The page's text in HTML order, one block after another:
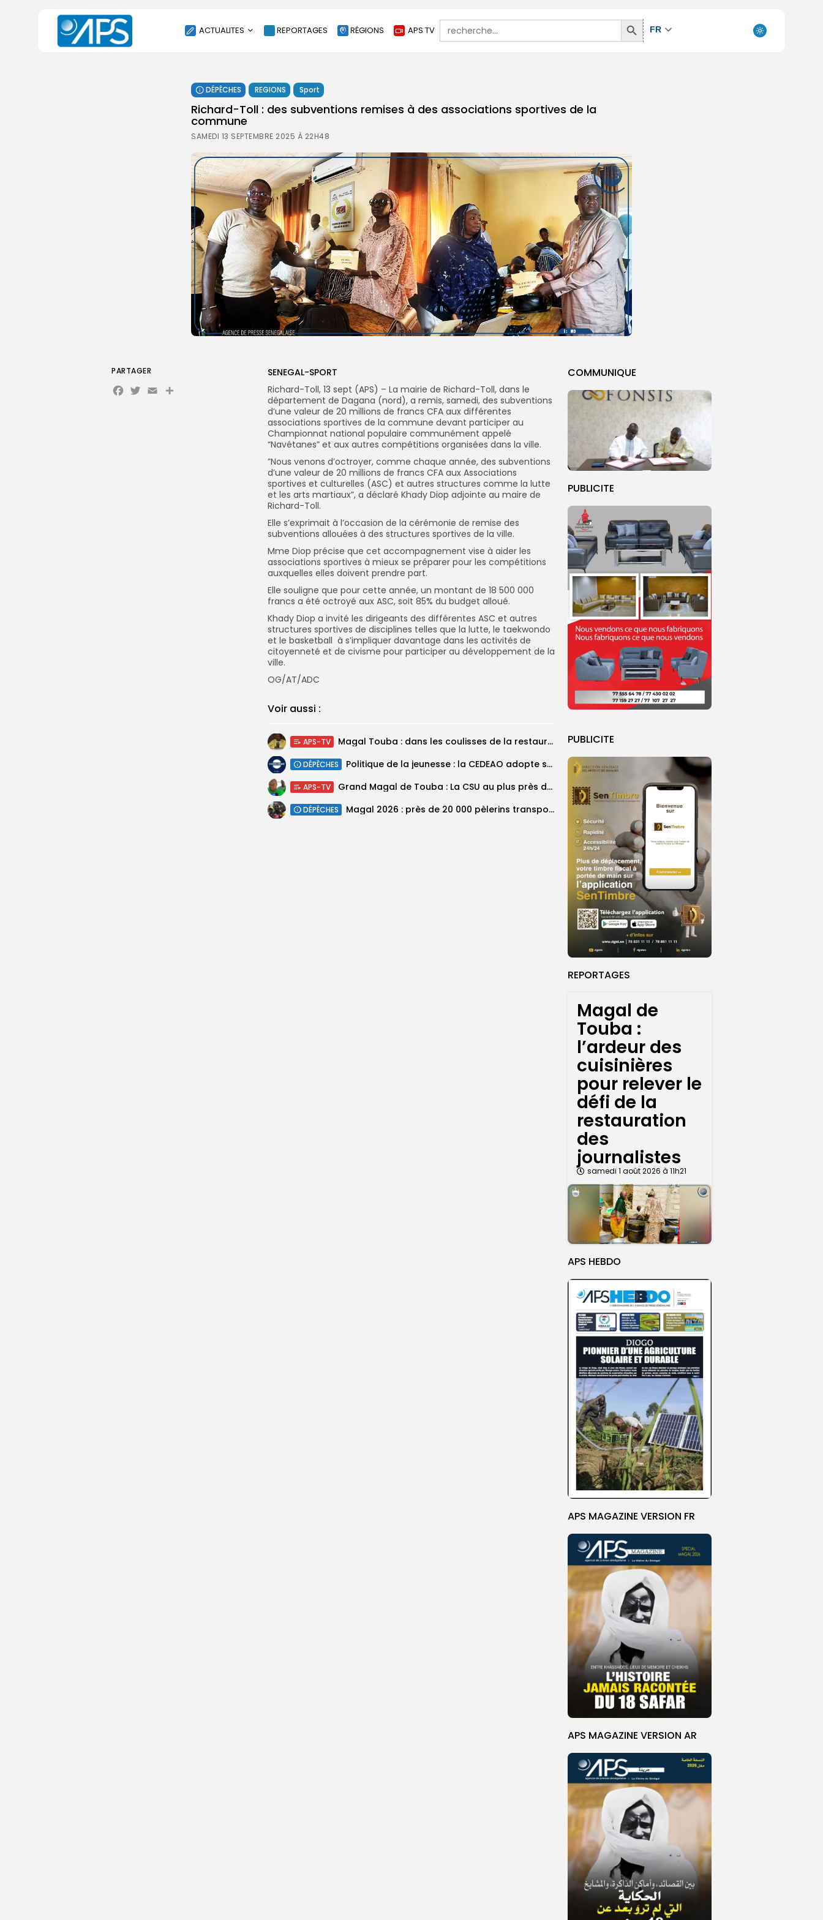
ACTUALITES
SOCIÉTÉ
ÉCONOMIE
CULTURE
ENVIRONNEMENT
INTERNATIONAL
AGENDA
SANTE
REPORTAGES RÉGIONS APS TV
Search
for:
Search
Button
FR
DÉPÊCHES REGIONS Sport
Richard-Toll : des subventions remises à des associations sportives de la
commune
SAMEDI 13 SEPTEMBRE 2025 À 22H48
COMMUNIQUE
PUBLICITE
PUBLICITE
REPORTAGES
Magal de
Touba :
l’ardeur des
cuisinières
pour relever le
défi de la
restauration
des
journalistes
samedi 1 août 2026 à 11h21
APS HEBDO
APS MAGAZINE VERSION FR
APS MAGAZINE VERSION AR
SENEGAL-SPORT
Richard-Toll, 13 sept (APS) – La mairie de Richard-Toll, dans le
département de Dagana (nord), a remis, samedi, des subventions
d’une valeur de 20 millions de francs CFA aux différentes
associations sportives de la commune devant participer au
Championnat national populaire communément appelé
“Navétanes” et aux autres compétitions organisées dans la ville.
”Nous venons d’octroyer, comme chaque année, des subventions
d’une valeur de 20 millions de francs CFA aux Associations
sportives et culturelles (ASC) et autres structures comme la lutte
et les arts martiaux”, a déclaré Khady Diop adjointe au maire de
Richard-Toll.
Elle s’exprimait à l’occasion de la cérémonie de remise des
subventions allouées à des structures sportives de la ville.
Mme Diop précise que cet accompagnement vise à aider les
associations sportives à mieux se préparer pour les compétitions
auxquelles elles doivent prendre part.
Elle souligne que pour cette année, un montant de 18 500 000
francs a été octroyé aux ASC, soit 85% du budget alloué.
Khady Diop a invité les dirigeants des différentes ASC et autres
structures sportives de disciplines telles que la lutte, le taekwondo
et le basketball à s’impliquer davantage dans les activités de
citoyenneté et de civisme pour participer au développement de la
ville.
OG/AT/ADC
Voir aussi :
APS-TV Magal Touba : dans les coulisses de la restauration de la presse...
DÉPÊCHES Politique de la jeunesse : la CEDEAO adopte son plan d’actions stratégiques...
APS-TV Grand Magal de Touba : La CSU au plus près des pèlerins
DÉPÊCHES Magal 2026 : près de 20 000 pèlerins transportés vers Touba en...
PARTAGER
Facebook
Twitter
EmailPartager